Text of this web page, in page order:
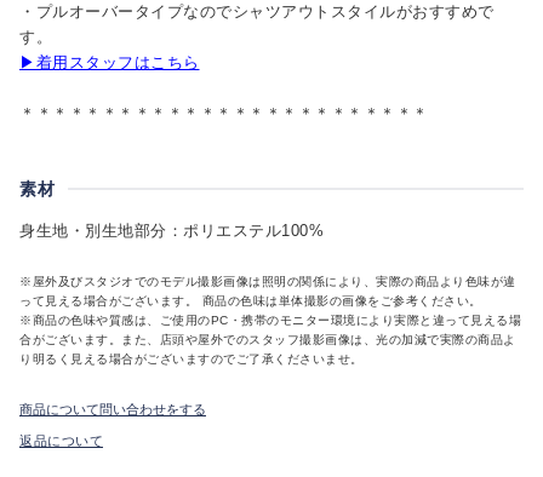
・プルオーバータイプなのでシャツアウトスタイルがおすすめで
す。
▶着用スタッフはこちら
＊＊＊＊＊＊＊＊＊＊＊＊＊＊＊＊＊＊＊＊＊＊＊＊＊
素材
身生地・別生地部分：ポリエステル100%
※屋外及びスタジオでのモデル撮影画像は照明の関係により、実際の商品より色味が違
って見える場合がございます。 商品の色味は単体撮影の画像をご参考ください。
※商品の色味や質感は、ご使用のPC・携帯のモニター環境により実際と違って見える場
合がございます。また、店頭や屋外でのスタッフ撮影画像は、光の加減で実際の商品よ
り明るく見える場合がございますのでご了承くださいませ。
商品について問い合わせをする
返品について